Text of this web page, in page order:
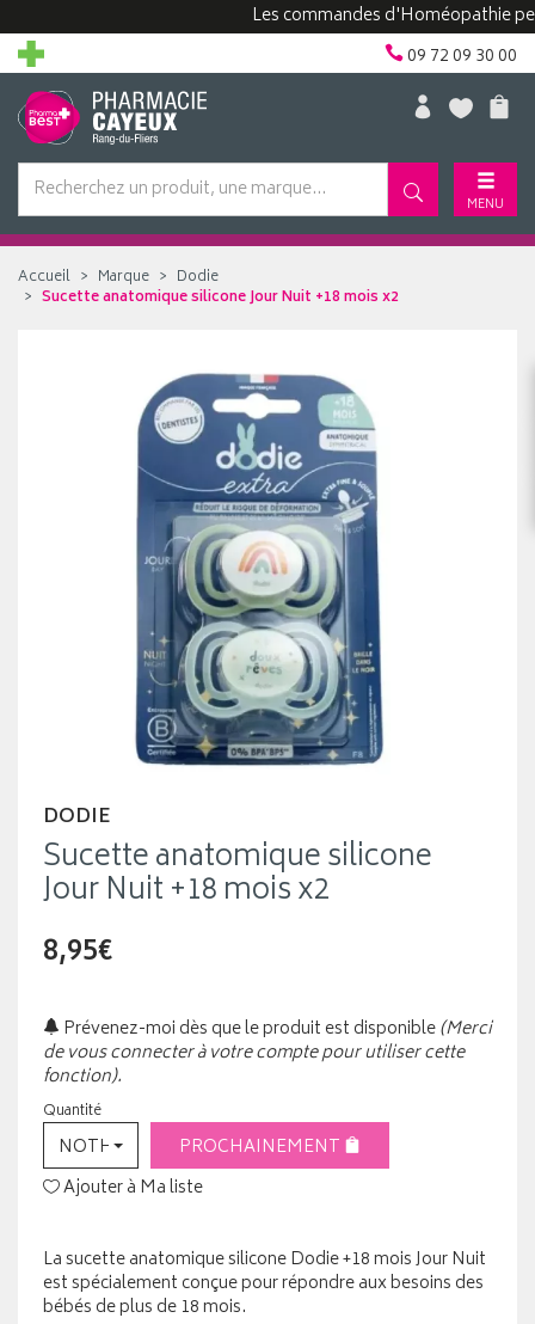
Les commandes d'Homéopathie
09 72 09 30 00
MENU
Accueil Marque
Dodie
Sucette anatomique silicone Jour Nuit +18 mois x2
DODIE
Sucette anatomique silicone
Jour Nuit +18 mois x2
8,95€
Prévenez-moi dès que le produit est disponible(Merci
de vous connecter à votre compte pour utiliser cette
fonction).
Quantité
NOTHING SELECTEDPROCHAINEMENT
Ajouter à Ma liste
La sucette anatomique silicone Dodie +18 mois Jour Nuit
est spécialement conçue pour répondre aux besoins des
bébés de plus de 18 mois.